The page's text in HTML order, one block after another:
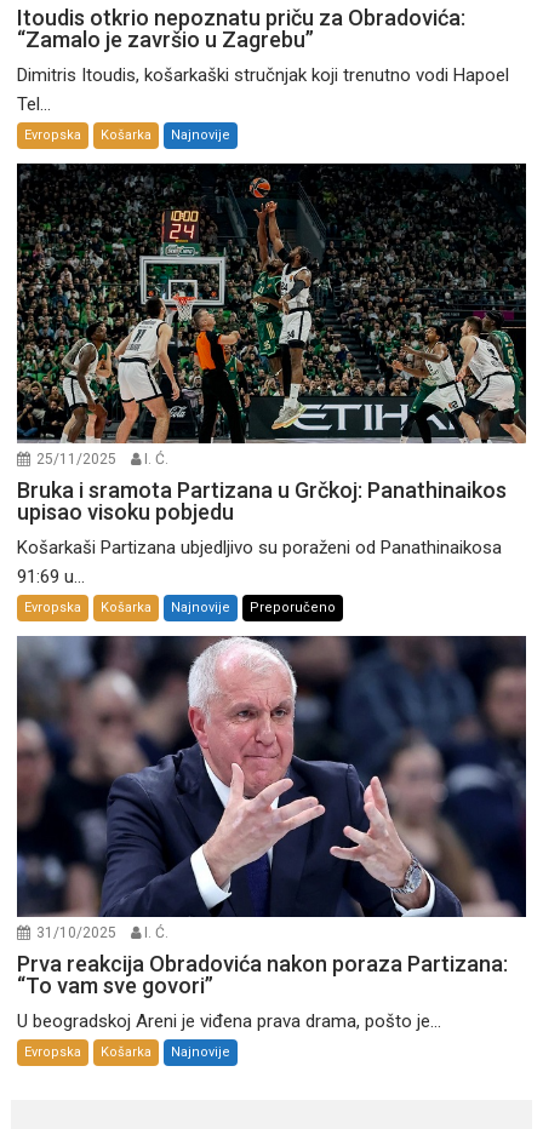
Itoudis otkrio nepoznatu priču za Obradovića:
“Zamalo je završio u Zagrebu”
Dimitris Itoudis, košarkaški stručnjak koji trenutno vodi Hapoel
Tel...
Evropska Košarka Najnovije
25/11/2025 I. Ć.
Bruka i sramota Partizana u Grčkoj: Panathinaikos
upisao visoku pobjedu
Košarkaši Partizana ubjedljivo su poraženi od Panathinaikosa
91:69 u...
Evropska Košarka Najnovije Preporučeno
31/10/2025 I. Ć.
Prva reakcija Obradovića nakon poraza Partizana:
“To vam sve govori”
U beogradskoj Areni je viđena prava drama, pošto je...
Evropska Košarka Najnovije